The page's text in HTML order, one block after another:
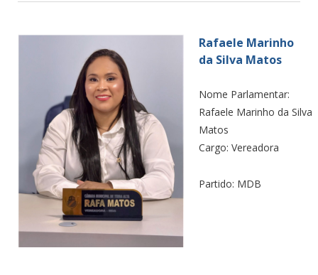
Rafaele Marinho
da Silva Matos
Nome Parlamentar:
Rafaele Marinho da Silva
Matos
Cargo: Vereadora
Partido: MDB